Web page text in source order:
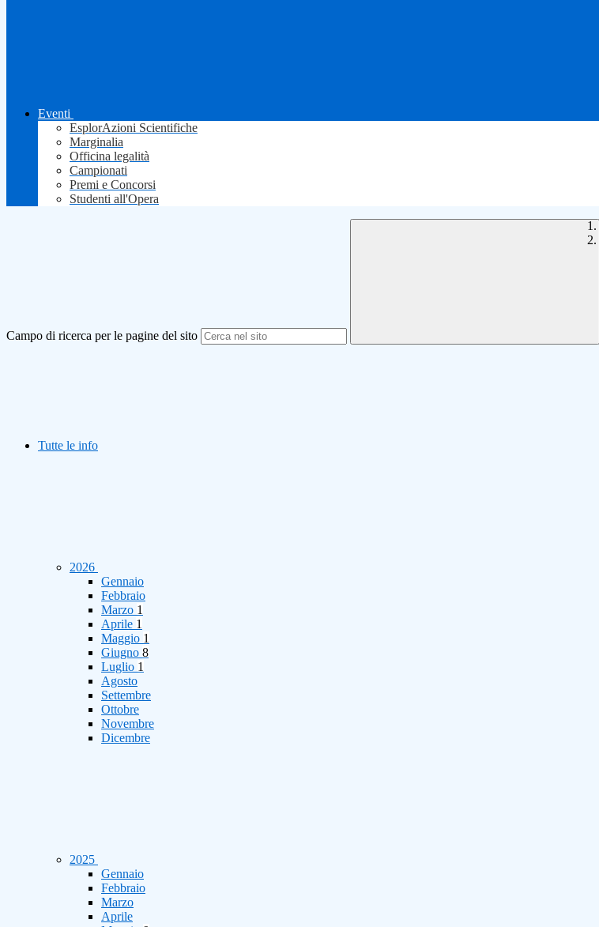
Eventi
EsplorAzioni Scientifiche
Marginalia
Officina legalità
Campionati
Premi e Concorsi
Studenti all'Opera
Campo di ricerca per le pagine del sito
Tutte le info
2026
Gennaio
Febbraio
Marzo 1
Aprile 1
Maggio 1
Giugno 8
Luglio 1
Agosto
Settembre
Ottobre
Novembre
Dicembre
2025
Gennaio
Febbraio
Marzo
Aprile